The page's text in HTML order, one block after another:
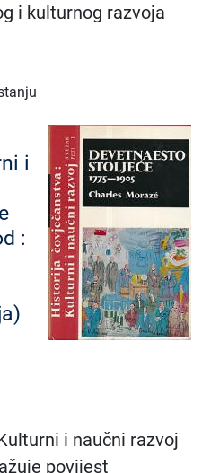
i kulturnog razvoja
i
:
i naučni razvoj
povijest